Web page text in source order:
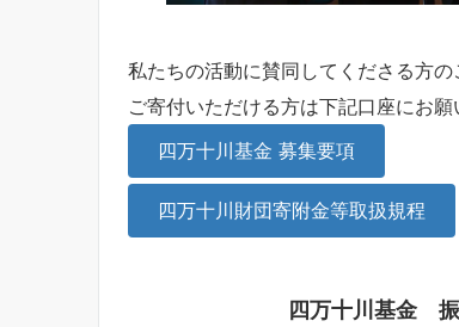
私たちの活動に賛同してくださる方の
ご寄付いただける方は下記口座にお願
四万十川基金 募集要項
四万十川財団寄附金等取扱規程
四万十川基金 振